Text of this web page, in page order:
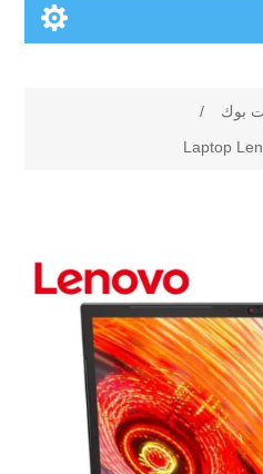
بوك
/
Laptop